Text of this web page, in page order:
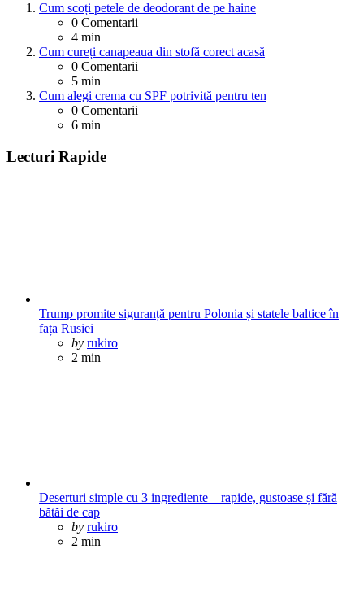
Cum scoți petele de deodorant de pe haine
0 Comentarii
4 min
Cum cureți canapeaua din stofă corect acasă
0 Comentarii
5 min
Cum alegi crema cu SPF potrivită pentru ten
0 Comentarii
6 min
Lecturi Rapide
Trump promite siguranță pentru Polonia și statele baltice în
fața Rusiei
Posted
by rukiro
2 min
Deserturi simple cu 3 ingrediente – rapide, gustoase și fără
bătăi de cap
Posted
by rukiro
2 min